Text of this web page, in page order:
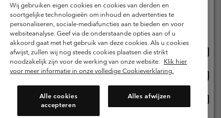
Gebruiksvoorwaarden
Verkoopvoorwaarden
Garantie
Privacybeleid
Gebruiksvoorwaarden voor lidmaatschap
Voorwaarden voor door gebruikers gegenereerde inhoud
Impressum
Cookies
Public CBCR
Wij gebruiken eigen cookies en cookies van derden en
soortgelijke technologieën om inhoud en advertenties te
personaliseren, sociale-mediafuncties aan te bieden en voor
websiteanalyse. Geef via de onderstaande opties aan of u
akkoord gaat met het gebruik van deze cookies. Als u cookies
afwijst, zullen wij nog steeds cookies plaatsen die strikt
noodzakelijk zijn voor de werking van onze website. Klik hier
voor meer informatie in onze volledige Cookieverklaring.
Alle cookies
accepteren
Alles afwijzen
Selecteer je verzendlocatie en taal
Online shoppen beschikbaar
United States
Netherlands-English
Netherlands-Dutch